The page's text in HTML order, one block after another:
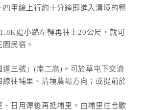
甲線上行約十分鐘即進入清境的範
處小路左轉再往上20公尺，就可
民宿。
三號」(南二高)。可於草屯下交流
線往埔里、清境農場方向；或提前於
日月潭後再抵埔里。由埔里往合歡